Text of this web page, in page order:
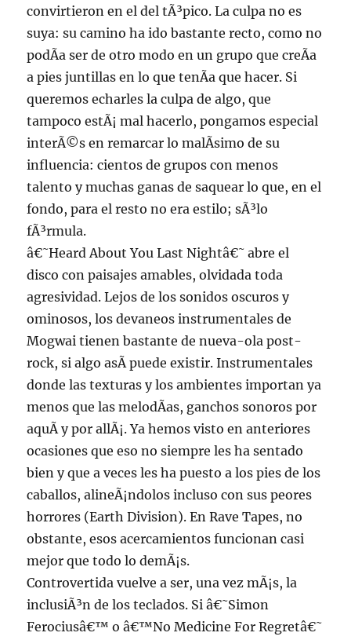
convirtieron en el del tÃ³pico. La culpa no es
suya: su camino ha ido bastante recto, como no
podÃ­a ser de otro modo en un grupo que creÃ­a
a pies juntillas en lo que tenÃ­a que hacer. Si
queremos echarles la culpa de algo, que
tampoco estÃ¡ mal hacerlo, pongamos especial
interÃ©s en remarcar lo malÃ­simo de su
influencia: cientos de grupos con menos
talento y muchas ganas de saquear lo que, en el
fondo, para el resto no era estilo; sÃ³lo
fÃ³rmula.
â€˜Heard About You Last Nightâ€˜ abre el
disco con paisajes amables, olvidada toda
agresividad. Lejos de los sonidos oscuros y
ominosos, los devaneos instrumentales de
Mogwai tienen bastante de nueva-ola post-
rock, si algo asÃ­ puede existir. Instrumentales
donde las texturas y los ambientes importan ya
menos que las melodÃ­as, ganchos sonoros por
aquÃ­ y por allÃ¡. Ya hemos visto en anteriores
ocasiones que eso no siempre les ha sentado
bien y que a veces les ha puesto a los pies de los
caballos, alineÃ¡ndolos incluso con sus peores
horrores (Earth Division). En Rave Tapes, no
obstante, esos acercamientos funcionan casi
mejor que todo lo demÃ¡s.
Controvertida vuelve a ser, una vez mÃ¡s, la
inclusiÃ³n de los teclados. Si â€˜Simon
Ferociusâ€™ o â€™No Medicine For Regretâ€˜